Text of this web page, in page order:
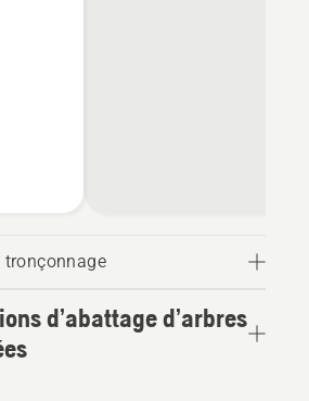
tronçonnage
d’abattage d’arbres